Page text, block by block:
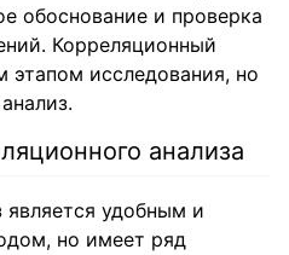
обоснование и проверка
Корреляционный
этапом исследования, но
анализа
удобным и
но имеет ряд